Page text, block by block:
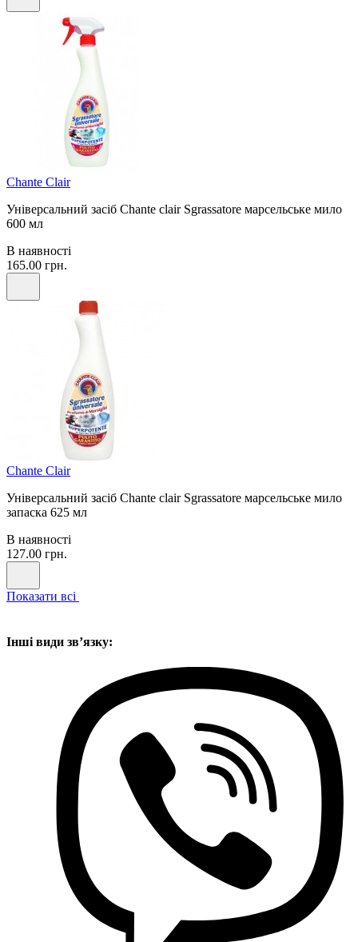
Chante Clair
Універсальний засіб Chante clair Sgrassatore марсельське мило
600 мл
В наявності
165.00 грн.
Chante Clair
Універсальний засіб Chante clair Sgrassatore марсельське мило
запаска 625 мл
В наявності
127.00 грн.
Показати всі
Інші види звʼязку: